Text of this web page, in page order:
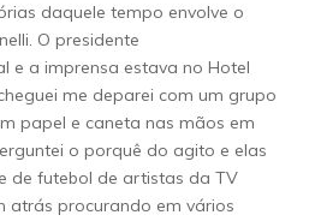
daquele tempo envolve o
O presidente
e a imprensa estava no Hotel
me deparei com um grupo
papel e caneta nas mãos em
o porquê do agito e elas
de futebol de artistas da TV
atrás procurando em vários